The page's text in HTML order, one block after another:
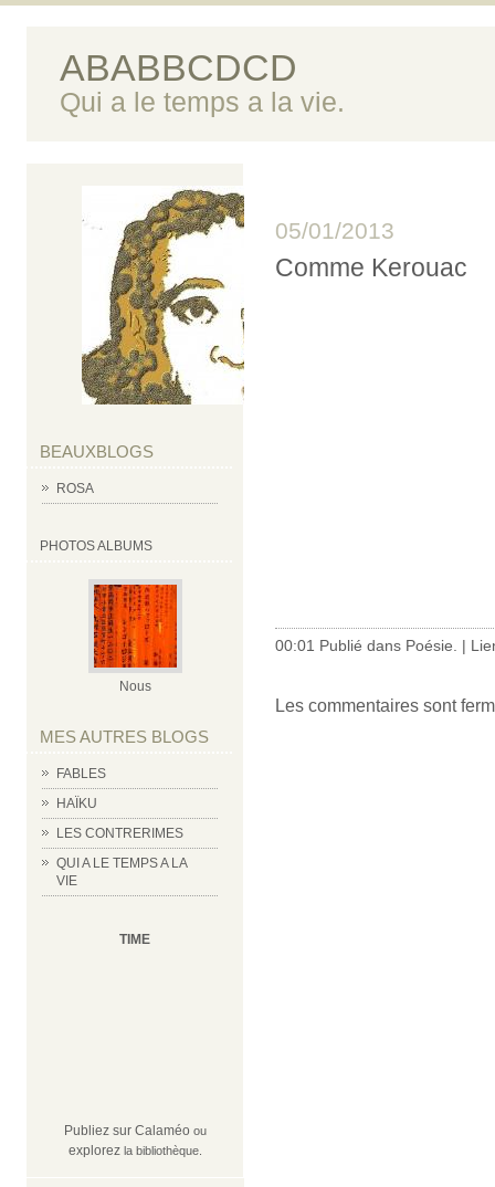
ABABBCDCD
Qui a le temps a la vie.
BEAUXBLOGS
ROSA
PHOTOS ALBUMS
Nous
MES AUTRES BLOGS
FABLES
HAÏKU
LES CONTRERIMES
QUI A LE TEMPS A LA
VIE
TIME
Publiez sur Calaméo ou
explorez la bibliothèque.
05/01/2013
Comme Kerouac
00:01 Publié dans Poésie. |
Les commentaires sont